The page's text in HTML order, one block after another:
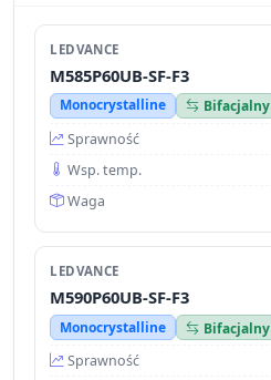
LEDVANCE
M585P60UB-SF-F3
Monocrystalline
Bifacjalny
Sprawność
Wsp. temp.
Waga
LEDVANCE
M590P60UB-SF-F3
Monocrystalline
Bifacjalny
Sprawność